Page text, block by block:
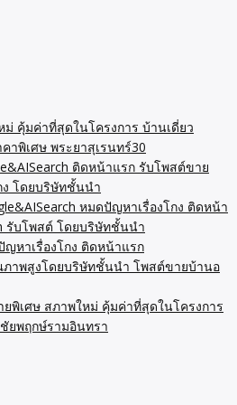
คุ้มค่าที่สุดในโครงการ บ้านเดี่ยว
าพิเศษ พระยาสุเรนทร์30
ติดหน้าแรก รับโพสต์ขาย
โดยบริษัทชั้นนำ
หมดปัญหาเรื่องโกง ติดหน้า
รับโพสต์ โดยบริษัทชั้นนำ
หาเรื่องโกง ติดหน้าแรก
ภาพสูงโดยบริษัทชั้นนำ โพสต์ขายบ้านอ
พิเศษ สภาพใหม่ คุ้มค่าที่สุดในโครงการ
ยพฤกษ์รามอินทรา